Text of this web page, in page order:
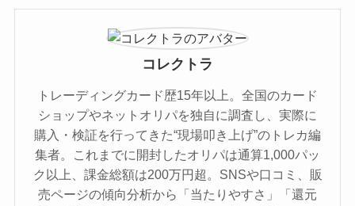
コレクトラ
トレーディングカード歴15年以上。全国のカード
ショップやネットオリパを独自に調査し、実際に
購入・検証を行ってきた“現場叩き上げ”のトレカ編
集者。これまでに開封したオリパは通算1,000パッ
ク以上、課金総額は200万円超。SNSや口コミ、販
売ページの傾向分析から「当たりやすさ」「還元